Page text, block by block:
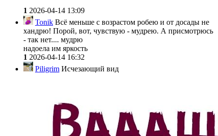
1 2026-04-14 13:09
Tonik Всё меньше с возрастом робею и от досады не
хандрю! Порой, вот, чувствую - мудрею. А присмотрюсь
- так нет.... мудрю
надоела им яркость
1 2026-04-14 16:32
Piligrim Исчезающий вид